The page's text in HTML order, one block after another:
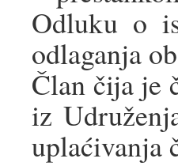
Odluku o
odlaganja
Član čija je
iz
uplaćivanja